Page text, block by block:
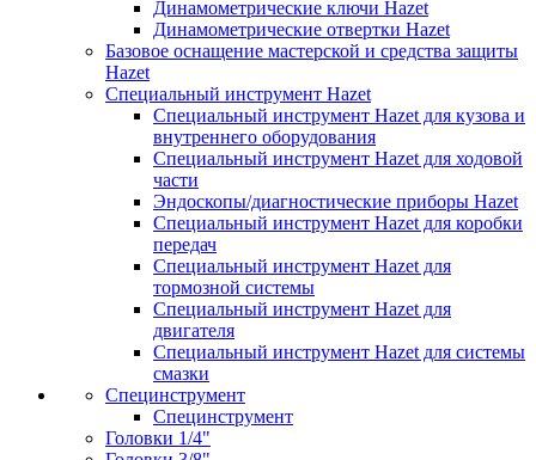
Динамометрические ключи Hazet
Динамометрические отвертки Hazet
Базовое оснащение мастерской и средства защиты
Hazet
Специальный инструмент Hazet
Специальный инструмент Hazet для кузова и
внутреннего оборудования
Специальный инструмент Hazet для ходовой
части
Эндоскопы/диагностические приборы Hazet
Специальный инструмент Hazet для коробки
передач
Специальный инструмент Hazet для
тормозной системы
Специальный инструмент Hazet для
двигателя
Специальный инструмент Hazet для системы
смазки
Специнструмент
Специнструмент
Головки 1/4"